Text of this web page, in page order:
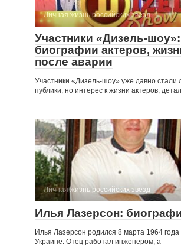
Личная жизнь российских звезд
Участники «Дизель-шоу»:
биографии актеров,
после аварии
Участники «Дизель-шоу» уже давно
публики, но интерес к жизни актеров,
Личная жизнь российских звезд
Илья Лазерсон:
Илья Лазерсон родился 8 марта 1964
Украине. Отец работал инженером, а